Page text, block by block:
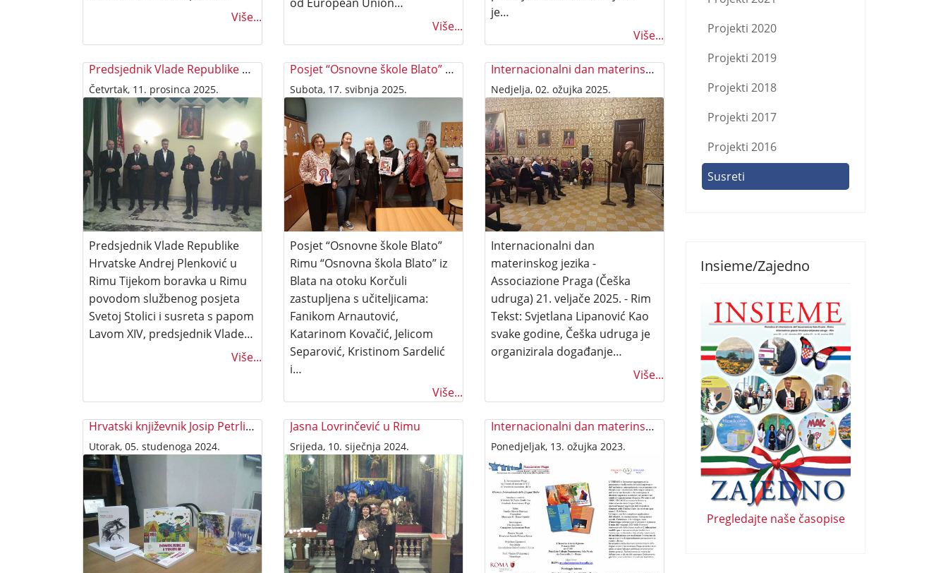
Više...
Više...
je…
Više...
Predsjednik Vlade Republike Hrvatske Andrej Plenković u Rimu
Četvrtak, 11. prosinca 2025.
Predsjednik Vlade Republike
Hrvatske Andrej Plenković u
Rimu Tijekom boravka u Rimu
povodom službenog posjeta
Svetoj Stolici i susreta s papom
Lavom XIV, predsjednik Vlade…
Više...
Posjet “Osnovne škole Blato” Rimu
Subota, 17. svibnja 2025.
Posjet “Osnovne škole Blato”
Rimu “Osnovna škola Blato” iz
Blata na otoku Korčuli
zastupljena s učiteljicama:
Fanikom Arnautović,
Katarinom Kovačić, Jelicom
Separović, Kristinom Sardelić
i…
Više...
Internacionalni dan materinskog jezika 2025
Nedjelja, 02. ožujka 2025.
Internacionalni dan
materinskog jezika -
Associazione Praga (Češka
udruga) 21. veljače 2025. - Rim
Tekst: Svjetlana Lipanović Kao
svake godine, Češka udruga je
organizirala događanje…
Više...
Hrvatski književnik Josip Petrlić Pjer
Utorak, 05. studenoga 2024.
Jasna Lovrinčević u Rimu
Srijeda, 10. siječnja 2024.
Internacionalni dan materinskog jezika
Ponedjeljak, 13. ožujka 2023.
Projekti 2020
Projekti 2019
Projekti 2018
Projekti 2017
Projekti 2016
Susreti
Insieme/Zajedno
Pregledajte naše časopise